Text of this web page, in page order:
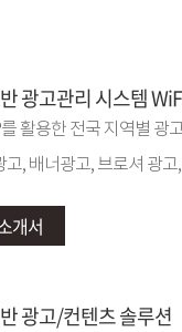
광고관리 시스템
를 활용한 전국 지역별 광
고, 배너광고, 브로셔 광
개서
광고/컨텐츠 솔루션